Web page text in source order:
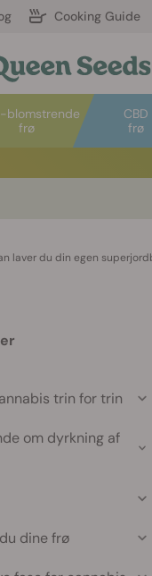
Cooking Guide
blomstrende
frø
CBD
frø
laver du din egen
trin for trin
om dyrkning af
dine frø